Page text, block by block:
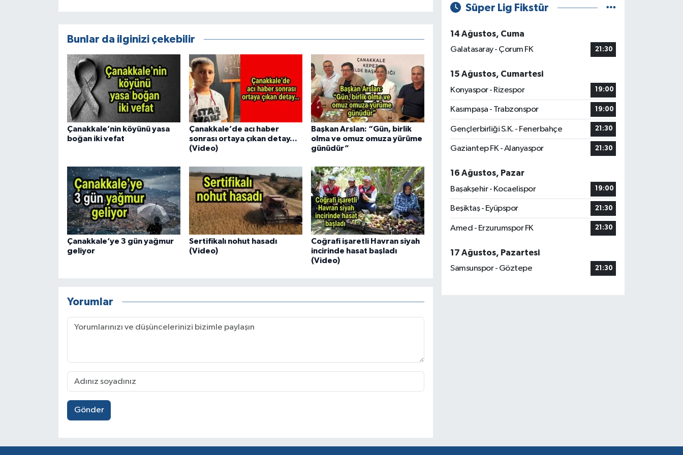
Bunlar da ilginizi çekebilir
Çanakkale’nin köyünü yasa
boğan iki vefat
Çanakkale’de acı haber
sonrası ortaya çıkan detay...
(Video)
Başkan Arslan: “Gün, birlik
olma ve omuz omuza yürüme
günüdür”
Çanakkale’ye 3 gün yağmur
geliyor
Sertifikalı nohut hasadı
(Video)
Coğrafi işaretli Havran siyah
incirinde hasat başladı
(Video)
Yorumlar
Gönder
Süper Lig Fikstür
14 Ağustos, Cuma
Galatasaray - Çorum FK
21:30
15 Ağustos, Cumartesi
Konyaspor - Rizespor
19:00
Kasımpaşa - Trabzonspor 19:00
Gençlerbirliği S.K. - Fenerbahçe 21:30
Gaziantep FK - Alanyaspor 21:30
16 Ağustos, Pazar
Başakşehir - Kocaelispor
19:00
Beşiktaş - Eyüpspor 21:30
Amed - Erzurumspor FK 21:30
17 Ağustos, Pazartesi
Samsunspor - Göztepe
21:30